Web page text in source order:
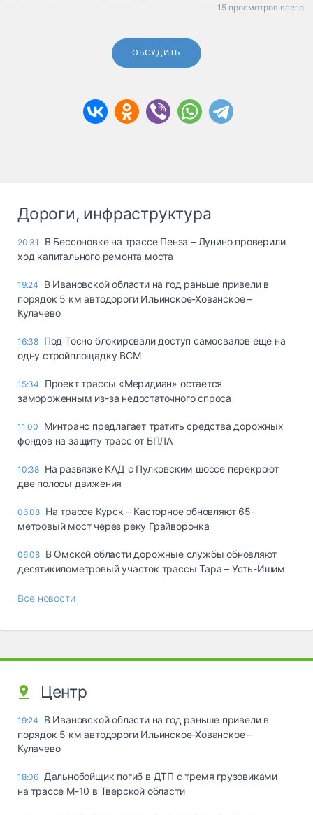
15 просмотров всего.
ОБСУДИТЬ
Дороги, инфраструктура
20:31
В Бессоновке на трассе Пенза – Лунино проверили
ход капитального ремонта моста
19:24
В Ивановской области на год раньше привели в
порядок 5 км автодороги Ильинское-Хованское –
Кулачево
16:38 Под Тосно блокировали доступ самосвалов ещё на
одну стройплощадку ВСМ
15:34
Проект трассы «Меридиан» остается
замороженным из-за недостаточного спроса
11:00
Минтранс предлагает тратить средства дорожных
фондов на защиту трасс от БПЛА
10:38 На развязке КАД с Пулковским шоссе перекроют
две полосы движения
06.08 На трассе Курск – Касторное обновляют 65-
метровый мост через реку Грайворонка
06.08 В Омской области дорожные службы обновляют
десятикилометровый участок трассы Тара – Усть-Ишим
Все новости
Центр
19:24
В Ивановской области на год раньше привели в
порядок 5 км автодороги Ильинское-Хованское –
Кулачево
18:06 Дальнобойщик погиб в ДТП с тремя грузовиками
на трассе М-10 в Тверской области